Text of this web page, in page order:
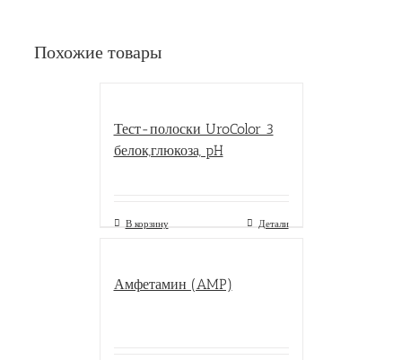
Похожие товары
Тест-полоски UroColor 3
белок,глюкоза, pH
В корзину Детали
Амфетамин (AMP)